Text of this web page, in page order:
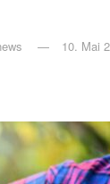
10. Mai